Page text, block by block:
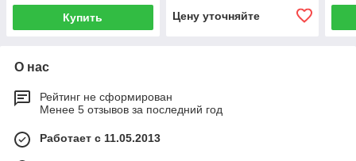
Купить Цену уточняйте
О нас
Рейтинг не сформирован
Менее 5 отзывов за последний год
Работает с 11.05.2013